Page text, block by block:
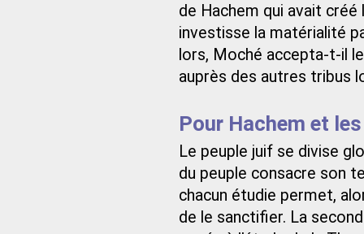
de Hachem qui avait créé
investisse la matérialité
lors, Moché accepta-t-il
auprès des autres tribus
Pour Hachem et
Le peuple juif se divise
du peuple consacre son
chacun étudie permet,
de le sanctifier. La